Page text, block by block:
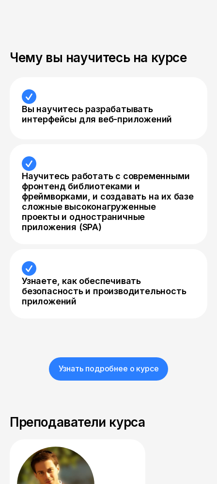
Чему вы научитесь на курсе
Вы научитесь разрабатывать
интерфейсы для веб-приложений
Научитесь работать с современными
фронтенд библиотеками и
фреймворками, и создавать на их базе
сложные высоконагруженные
проекты и одностраничные
приложения (SPA)
Узнаете, как обеспечивать
безопасность и производительность
приложений
Узнать подробнее о курсе
Преподаватели курса